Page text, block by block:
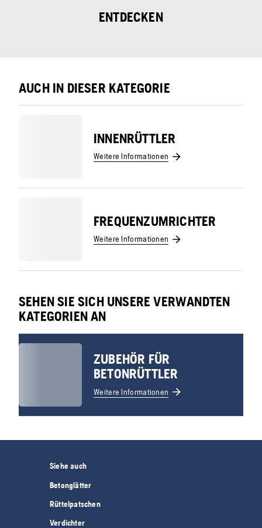
ENTDECKEN
AUCH IN DIESER KATEGORIE
INNENRÜTTLER
Weitere Informationen
FREQUENZUMRICHTER
Weitere Informationen
SEHEN SIE SICH UNSERE VERWANDTEN
KATEGORIEN AN
ZUBEHÖR FÜR
BETONRÜTTLER
Weitere Informationen
Siehe auch
Betonglätter
Rüttelpatschen
Verdichter